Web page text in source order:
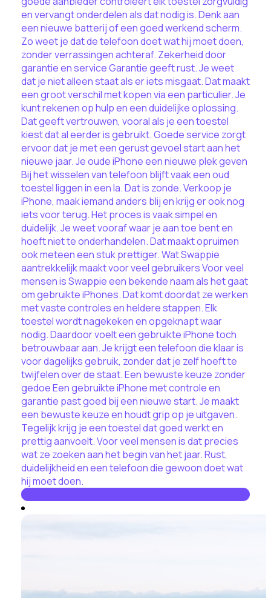
en vervangt onderdelen als dat nodig is. Denk aan
een nieuwe batterij of een goed werkend scherm.
Zo weet je dat de telefoon doet wat hij moet doen,
zonder verrassingen achteraf. Zekerheid door
garantie en service Garantie geeft rust. Je weet
dat je niet alleen staat als er iets misgaat. Dat maakt
een groot verschil met kopen via een particulier. Je
kunt rekenen op hulp en een duidelijke oplossing.
Dat geeft vertrouwen, vooral als je een toestel
kiest dat al eerder is gebruikt. Goede service zorgt
ervoor dat je met een gerust gevoel start aan het
nieuwe jaar. Je oude iPhone een nieuwe plek geven
Bij het wisselen van telefoon blijft vaak een oud
toestel liggen in een la. Dat is zonde. Verkoop je
iPhone, maak iemand anders blij en krijg er ook nog
iets voor terug. Het proces is vaak simpel en
duidelijk. Je weet vooraf waar je aan toe bent en
hoeft niet te onderhandelen. Dat maakt opruimen
ook meteen een stuk prettiger. Wat Swappie
aantrekkelijk maakt voor veel gebruikers Voor veel
mensen is Swappie een bekende naam als het gaat
om gebruikte iPhones. Dat komt doordat ze werken
met vaste controles en heldere stappen. Elk
toestel wordt nagekeken en opgeknapt waar
nodig. Daardoor voelt een gebruikte iPhone toch
betrouwbaar aan. Je krijgt een telefoon die klaar is
voor dagelijks gebruik, zonder dat je zelf hoeft te
twijfelen over de staat. Een bewuste keuze zonder
gedoe Een gebruikte iPhone met controle en
garantie past goed bij een nieuwe start. Je maakt
een bewuste keuze en houdt grip op je uitgaven.
Tegelijk krijg je een toestel dat goed werkt en
prettig aanvoelt. Voor veel mensen is dat precies
wat ze zoeken aan het begin van het jaar. Rust,
duidelijkheid en een telefoon die gewoon doet wat
hij moet doen.
Lees hier